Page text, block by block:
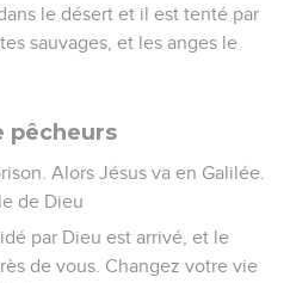
le désert et il est tenté par
sauvages, et les anges le
pêcheurs
Alors Jésus va en Galilée.
de Dieu
par Dieu est arrivé, et le
de vous. Changez votre vie